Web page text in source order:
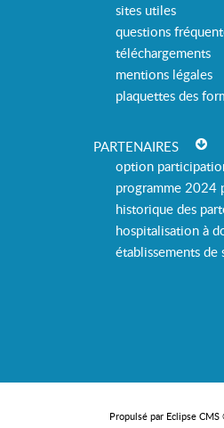
sites utiles
questions
téléchargements
mentions légales
plaquettes des
PARTENAIRES
option
programme 2024
historique des
hospitalisation à
établissements de
Propulsé par Eclipse